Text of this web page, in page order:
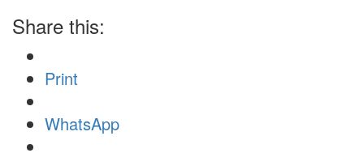
Share this:
Print
WhatsApp